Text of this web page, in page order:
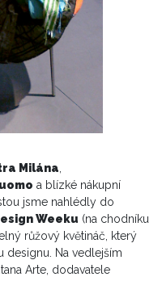
Milána
a blízké nákupní
jsme nahlédly do
Weeku (na chodníku
růžový květináč, který
designu. Na vedlejším
Arte, dodavatele